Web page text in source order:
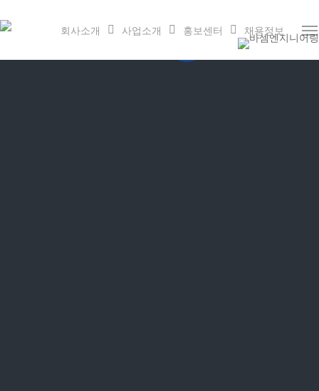
to
content
회사소개 사업소개 홍보센터 채용정보